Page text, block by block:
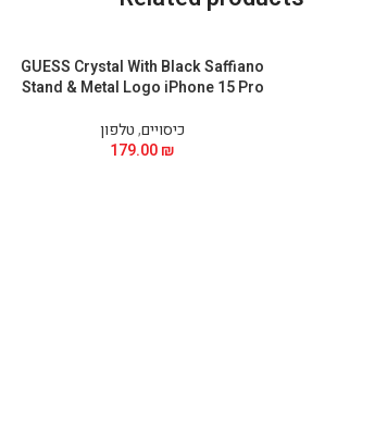
GUESS Crystal With Black Saffiano
Stand & Metal Logo iPhone 15 Pro
כיסויים,טלפון
179.00₪